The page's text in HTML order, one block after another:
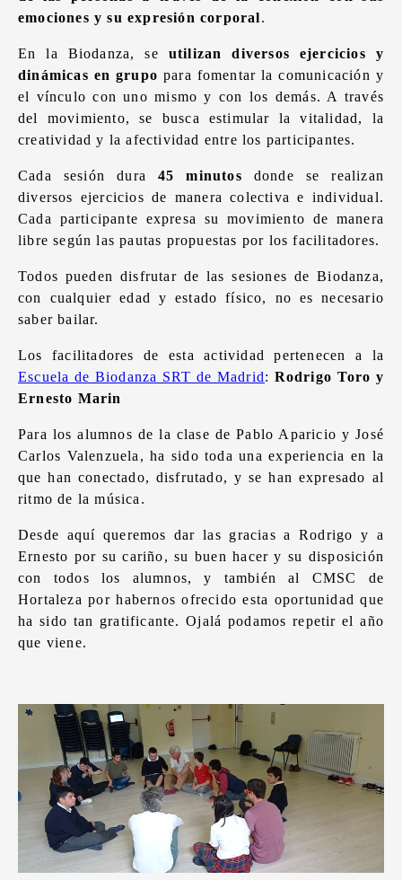
emociones y su expresión corporal.
En la Biodanza, se utilizan diversos ejercicios y
dinámicas en grupo para fomentar la comunicación y
el vínculo con uno mismo y con los demás. A través
del movimiento, se busca estimular la vitalidad, la
creatividad y la afectividad entre los participantes.
Cada sesión dura 45 minutos donde se realizan
diversos ejercicios de manera colectiva e individual.
Cada participante expresa su movimiento de manera
libre según las pautas propuestas por los facilitadores.
Todos pueden disfrutar de las sesiones de Biodanza,
con cualquier edad y estado físico, no es necesario
saber bailar.
Los facilitadores de esta actividad pertenecen a la
Escuela de Biodanza SRT de Madrid: Rodrigo Toro y
Ernesto Marin
Para los alumnos de la clase de Pablo Aparicio y José
Carlos Valenzuela, ha sido toda una experiencia en la
que han conectado, disfrutado, y se han expresado al
ritmo de la música.
Desde aquí queremos dar las gracias a Rodrigo y a
Ernesto por su cariño, su buen hacer y su disposición
con todos los alumnos, y también al CMSC de
Hortaleza por habernos ofrecido esta oportunidad que
ha sido tan gratificante. Ojalá podamos repetir el año
que viene.